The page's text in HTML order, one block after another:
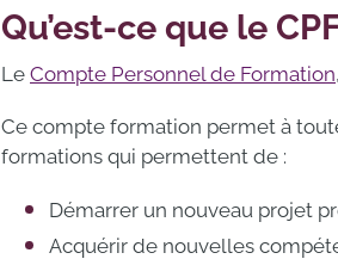
Qu’est-ce que le
Le Compte Personnel de Formation
Ce compte formation permet à
formations qui permettent de :
Démarrer un nouveau projet
Acquérir de nouvelles